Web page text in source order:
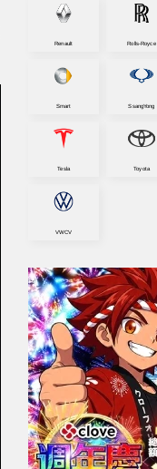
Renault Rolls-Royce
Smart SsangYong
Tesla Toyota
VWCV